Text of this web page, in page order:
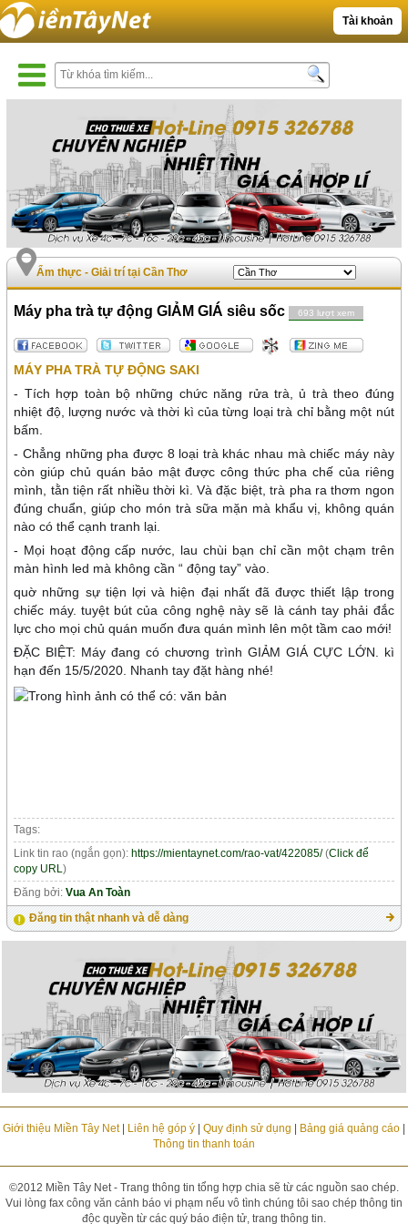
Tài khoản
Ẩm thực - Giải trí tại Cần Thơ
Máy pha trà tự động GIẢM GIÁ siêu sốc 693 lượt xem
MÁY PHA TRÀ TỰ ĐỘNG SAKI
- Tích hợp toàn bộ những chức năng rửa trà, ủ trà theo đúng
nhiệt độ, lượng nước và thời kì của từng loại trà chỉ bằng một nút
bấm.
- Chẳng những pha được 8 loại trà khác nhau mà chiếc máy này
còn giúp chủ quán bảo mật được công thức pha chế của riêng
mình, tằn tiện rất nhiều thời kì. Và đặc biệt, trà pha ra thơm ngon
đúng chuẩn, giúp cho món trà sữa mặn mà khẩu vị, không quán
nào có thể cạnh tranh lại.
- Mọi hoạt động cấp nước, lau chùi bạn chỉ cần một chạm trên
màn hình led mà không cần “ động tay” vào.
quờ những sự tiện lợi và hiện đại nhất đã được thiết lập trong
chiếc máy. tuyệt bút của công nghệ này sẽ là cánh tay phải đắc
lực cho mọi chủ quán muốn đưa quán mình lên một tầm cao mới!
ĐẶC BIỆT: Máy đang có chương trình GIẢM GIÁ CỰC LỚN. kì
hạn đến 15/5/2020. Nhanh tay đặt hàng nhé!
Tags:
Link tin rao (ngắn gọn):https://mientaynet.com/rao-vat/422085/(Click để
copy URL)
Đăng bởi:Vua An Toàn
Đăng tin thật nhanh và dễ dàng
Giới thiệu Miền Tây Net| Liên hệ góp ý| Quy định sử dụng | Bảng giá quảng cáo|
Thông tin thanh toán
©2012 Miền Tây Net - Trang thông tin tổng hợp chia sẽ từ các nguồn sao chép.
Vui lòng fax công văn cảnh báo vi phạm nếu vô tình chúng tôi sao chép thông tin
độc quyền từ các quý báo điện tử, trang thông tin.